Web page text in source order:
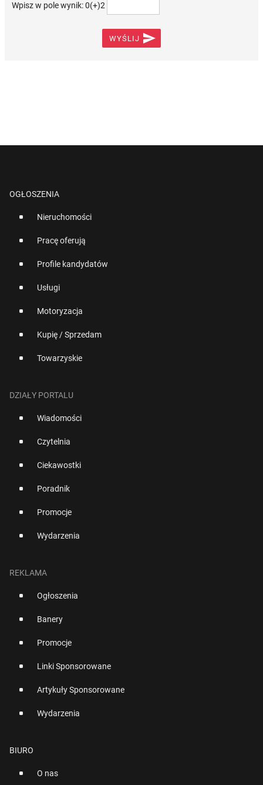
Wpisz w pole wynik: 0(+)2
WYŚLIJ 
OGŁOSZENIA
Nieruchomości
Pracę oferują
Profile kandydatów
Usługi
Motoryzacja
Kupię / Sprzedam
Towarzyskie
DZIAŁY PORTALU
Wiadomości
Czytelnia
Ciekawostki
Poradnik
Promocje
Wydarzenia
REKLAMA
Ogłoszenia
Banery
Promocje
Linki Sponsorowane
Artykuły Sponsorowane
Wydarzenia
BIURO
O nas